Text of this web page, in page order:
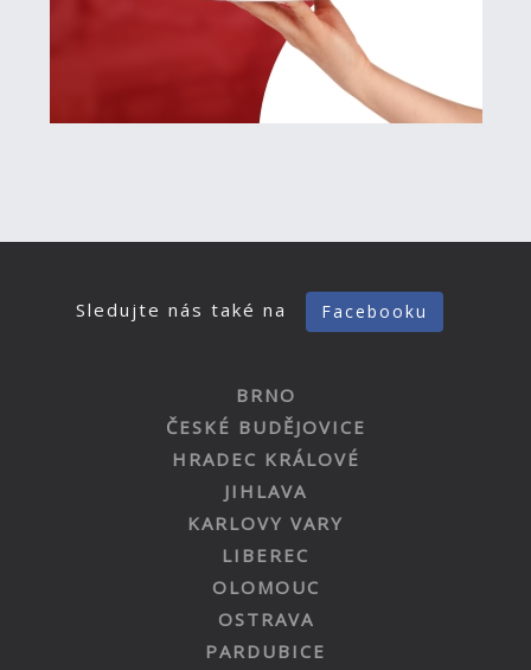
Sledujte nás také na Facebooku
BRNO
ČESKÉ BUDĚJOVICE
HRADEC KRÁLOVÉ
JIHLAVA
KARLOVY VARY
LIBEREC
OLOMOUC
OSTRAVA
PARDUBICE